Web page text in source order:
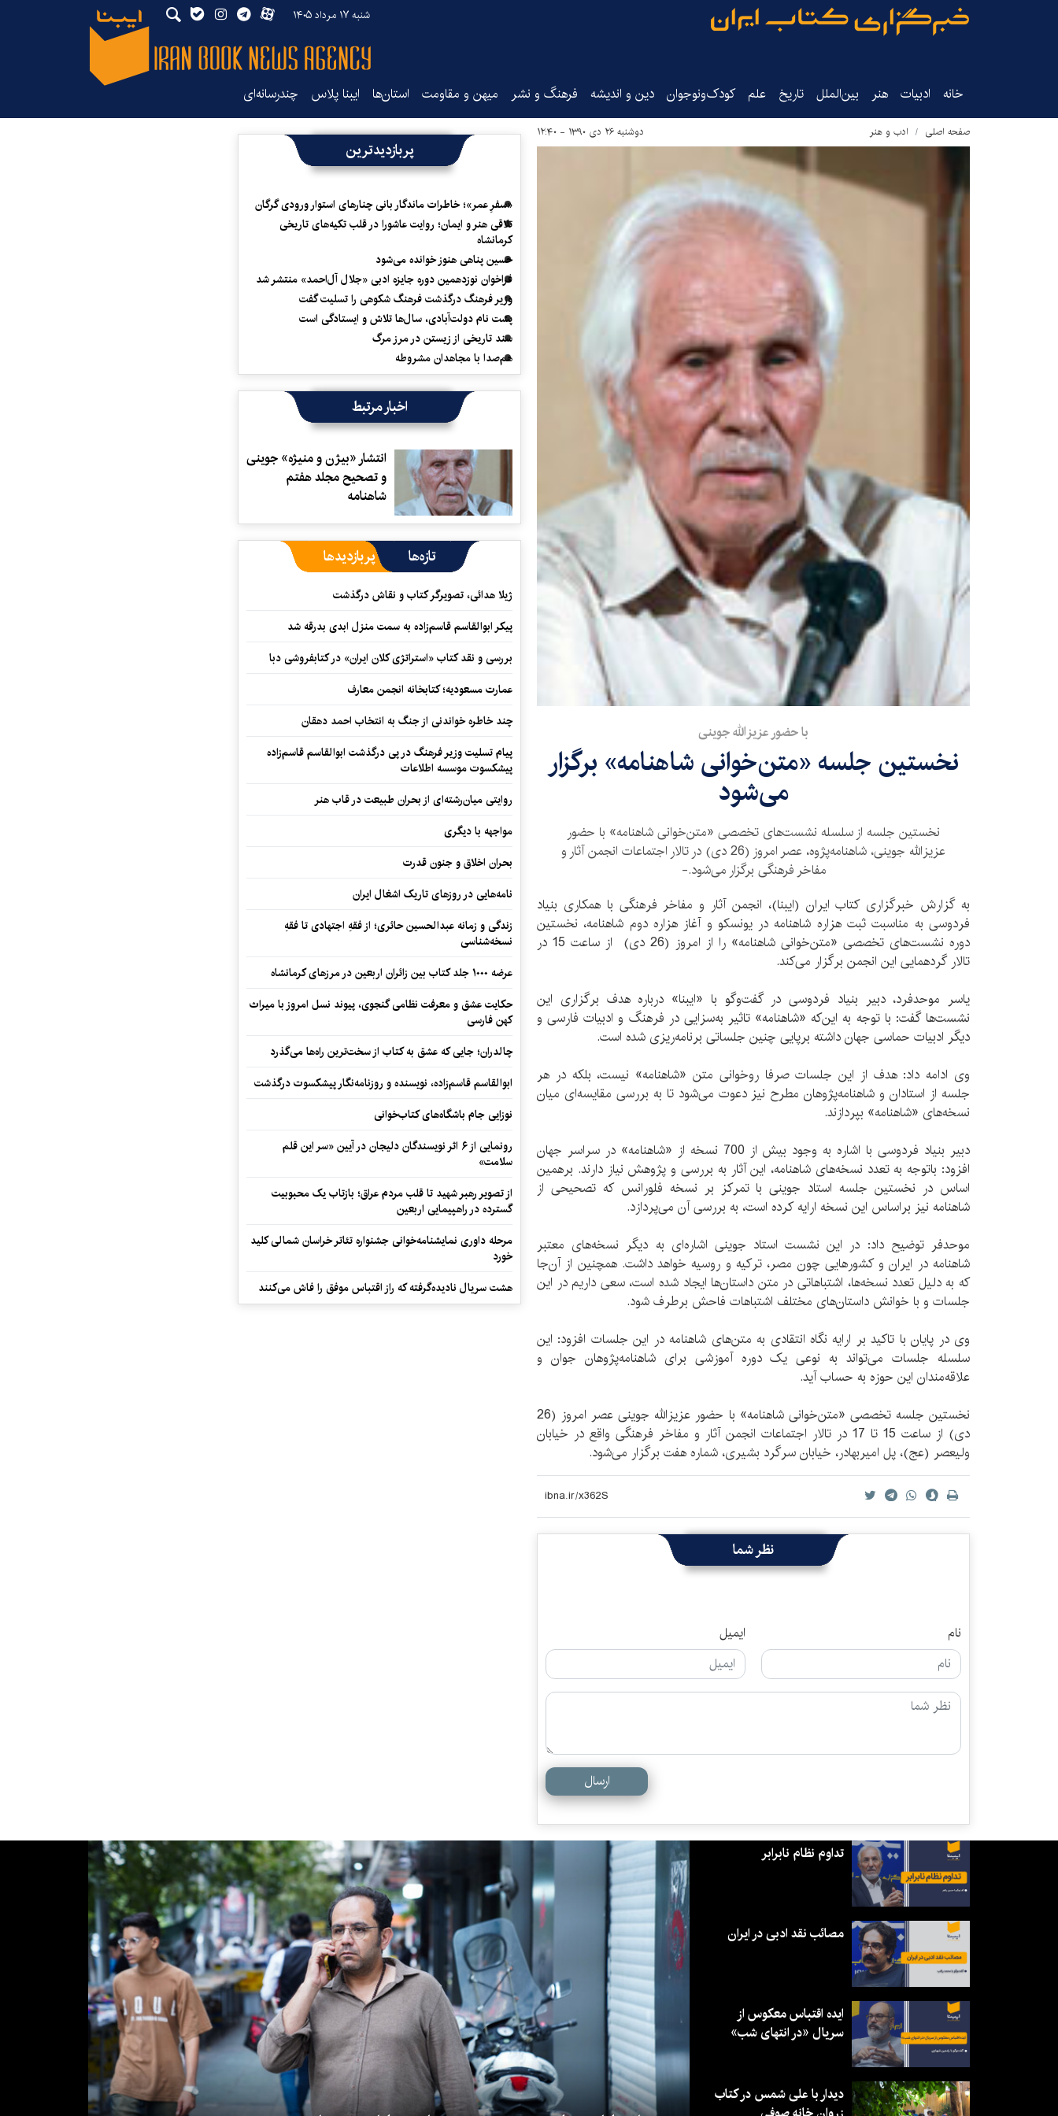
شنبه ۱۷ مرداد ۱۴۰۵
خانه ادبیات هنر بین‌الملل تاریخ‌ علم کودک‌ونوجوان دین و اندیشه فرهنگ و نشر میهن و مقاومت استان‌ها ایبنا پلاس چندرسانه‌ای
صفحه اصلی ادب و هنر دوشنبه ۲۶ دی ۱۳۹۰ - ۱۲:۴۰
با حضور عزیزالله جوینی
نخستین جلسه «متن‌خوانی شاهنامه» برگزار
می‌شود
نخستین جلسه از سلسله نشست‌های تخصصی «متن‌خوانی شاهنامه» با حضور
عزیز‌الله جوینی، شاهنامه‌پژوه، عصر امروز (26 دی) در تالار اجتماعات انجمن آثار و
مفاخر فرهنگی برگزار می‌شود.-
به گزارش خبرگزاری کتاب ایران (ایبنا)، انجمن آثار و مفاخر فرهنگی با همکاری بنیاد
فردوسی به مناسبت ثبت هزاره شاهنامه در یونسکو و آغاز هزاره دوم شاهنامه، نخستین
دوره نشست‌های تخصصی «متن‌خوانی شاهنامه» را از امروز (26 دی) از ساعت 15 در
تالار گردهمایی این انجمن برگزار می‌کند.
یاسر موحدفرد، دبیر بنیاد فردوسی در گفت‌و‌گو با «ایبنا» درباره هدف برگزاری این
نشست‌ها گفت: با توجه به این‌که «شاهنامه» تاثیر به‌سزایی در فرهنگ و ادبیات فارسی و
دیگر ادبیات حماسی جهان داشته برپایی چنین جلساتی برنامه‌ریزی شده است.
وی ادامه داد: هدف از این جلسات صرفا روخوانی متن «شاهنامه» نیست، بلکه در هر
جلسه از استادان و شاهنامه‌پژوهان مطرح نیز دعوت می‌شود تا به بررسی مقایسه‌ای میان
نسخه‌های «شاهنامه» بپردازند.
دبیر بنیاد فردوسی با اشاره به وجود بیش از 700 نسخه از «شاهنامه» در سراسر جهان
افزود: باتوجه به تعدد نسخه‌های شاهنامه، این آثار به بررسی و پژوهش نیاز دارند. برهمین
اساس در نخستین جلسه استاد جوینی با تمرکز بر نسخه فلورانس که تصحیحی از
شاهنامه نیز براساس این نسخه ارایه کرده است، به بررسی آن می‌پردازد.
موحدفر توضیح داد: در اين نشست استاد جوینی اشاره‌ای به دیگر نسخه‌های معتبر
شاهنامه در ایران و کشورهایی چون مصر، ترکیه و روسیه خواهد داشت. همچنین از آن‌جا
که به دلیل تعدد نسخه‌ها، اشتباهاتی در متن‌ داستان‌ها ایجاد شده است، سعی داریم در این
جلسات و با خوانش داستان‌های مختلف اشتباهات فاحش برطرف شود.
وی در پایان با تاکید بر ارایه نگاه انتقادی به متن‌های شاهنامه در این جلسات افزود: این
سلسله جلسات می‌تواند به نوعی یک دوره آموزشی برای شاهنامه‌پژوهان جوان و
علاقه‌مندان این حوزه به حساب آید.
نخستین جلسه تخصصی «متن‌خوانی شاهنامه» با حضور عزیز‌الله جوینی عصر امروز (26
دی) از ساعت 15 تا 17 در تالار اجتماعات انجمن آثار و مفاخر فرهنگی واقع در خیابان
ولیعصر (عج)، پل امیربهادر، خیابان سرگرد بشیری، شماره هفت برگزار می‌شود.
نظر شما
نام ایمیل
ارسال
پربازدیدترین
«سفرِ عمر»؛ خاطرات ماندگار بانی چنارهای استوار ورودی گرگان
تلاقی هنر و ایمان؛ روایت عاشورا در قلب تکیه‌های تاریخی
کرمانشاه
حسین پناهی هنوز خوانده می‌شود
فراخوان نوزدهمین دوره جایزه ادبی «جلال آل‌احمد» منتشر شد
وزیر فرهنگ درگذشت فرهنگ شکوهی را تسلیت گفت
پشت نام دولت‌آبادی، سال‌ها تلاش و ایستادگی است
سند تاریخی از زیستن در مرز مرگ
هم‌صدا با مجاهدان مشروطه
اخبار مرتبط
انتشار «بیژن و منیژه» جوینی
و تصحیح مجلد هفتم
شاهنامه
تازه‌ها پربازدیدها
ژیلا هدائی، تصویرگر کتاب و نقاش درگذشت
پیکر ابوالقاسم قاسم‌زاده به سمت منزل ابدی بدرقه شد
بررسی و نقد کتاب «استراتژی کلان ایران» در کتابفروشی دبا
عمارت مسعودیه؛ کتابخانه انجمن معارف
چند خاطره خواندنی از جنگ به انتخاب احمد دهقان
پیام تسلیت وزیر فرهنگ در پی درگذشت ابوالقاسم قاسم‌زاده
پیشکسوت موسسه اطلاعات
روایتی میان‌رشته‌ای از بحران طبیعت در قاب هنر
مواجهه با دیگری
بحران اخلاق و جنون قدرت
نامه‌هایی در روزهای تاریک اشغال ایران
زندگی و زمانه عبدالحسین حائری؛ از فقهِ اجتهادی تا فقهِ
نسخه‌شناسی
عرضه ۱۰۰۰ جلد کتاب بین زائران اربعین در مرزهای کرمانشاه
حکایت عشق و معرفت نظامی گنجوی، پیوند نسل امروز با میراث
کهن فارسی
چالدران؛ جایی که عشق به کتاب از سخت‌ترین راه‌ها می‌گذرد
ابوالقاسم قاسم‌زاده، نویسنده و روزنامه‌نگار پیشکسوت درگذشت
نوزایی جام باشگاه‌های کتاب‌خوانی
رونمایی از ۶ اثر نویسندگان دلیجان در آیین «سر این قلم
سلامت»
از تصویر رهبر شهید تا قلب مردم عراق؛ بازتاب یک محبوبیت
گسترده در راهپیمایی اربعین
مرحله داوری نمایشنامه‌خوانی جشنواره تئاتر خراسان شمالی کلید
خورد
هشت سریال نادیده‌گرفته که راز اقتباس موفق را فاش می‌کنند
تداوم نظام نابرابر
مصائب نقد ادبی در ایران
ایده اقتباس معکوس از
سریال «در انتهای شب»
دیدار با علی شمس در کتاب